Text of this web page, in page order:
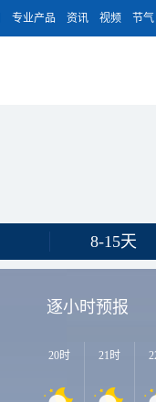
专业产品 资讯 视频 节气
8-15天
逐小时预报
20时 21时